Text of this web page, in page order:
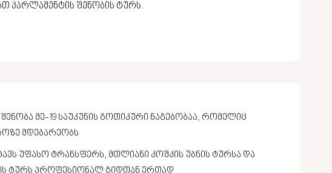
პარლამენტის შენობის ტურს.
მე-19 საუკუნის გოთიკური ნაგებობაა, რომელიც
მდებარეობს
უფასო ტრანსფერს, მთლიანი კოშკის უბნის ტურსა და
ტურს პროფესიონალ გიდთან ერთად